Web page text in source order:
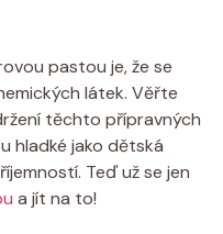
pastou je, že se
látek. Věřte
těchto přípravných
hladké jako dětská
Teď už se jen
a jít na to!